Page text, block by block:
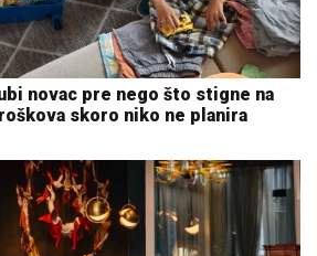
novac pre nego što stigne na
skoro niko ne planira